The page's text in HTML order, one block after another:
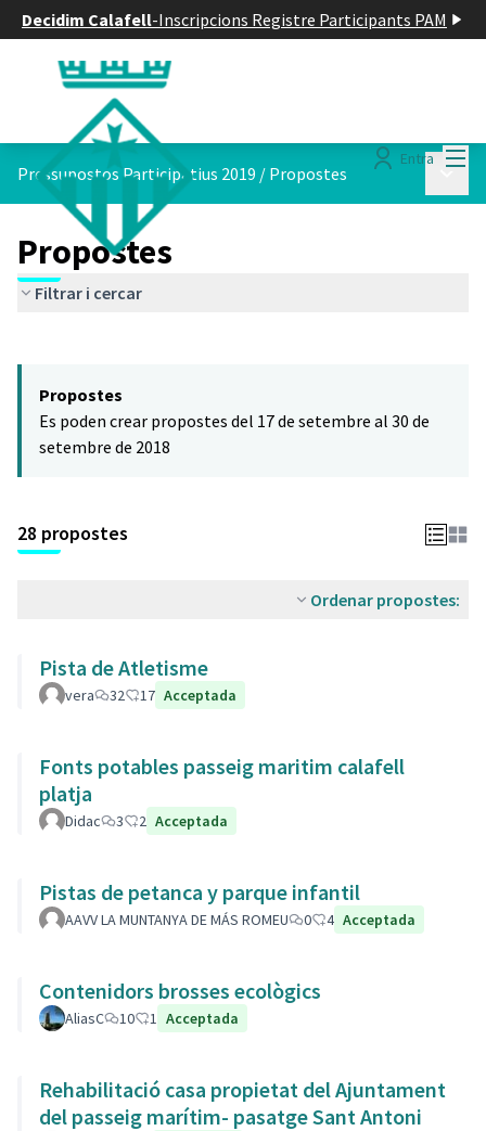
Decidim Calafell-Inscripcions Registre Participants PAM
Entra
Pressupostos Participatius 2019 / Propostes
Propostes
Filtrar i cercar
−
Propostes
Es poden crear propostes del 17 de setembre al 30 de
setembre de 2018
28 propostes
Ordenar propostes:
Pista de Atletisme
vera 32 17 Acceptada
Fonts potables passeig maritim calafell
platja
Didac 3 2 Acceptada
Pistas de petanca y parque infantil
AAVV LA MUNTANYA DE MÁS ROMEU 0 4 Acceptada
Contenidors brosses ecològics
AliasC 10 1 Acceptada
Rehabilitació casa propietat del Ajuntament
del passeig marítim- pasatge Sant Antoni